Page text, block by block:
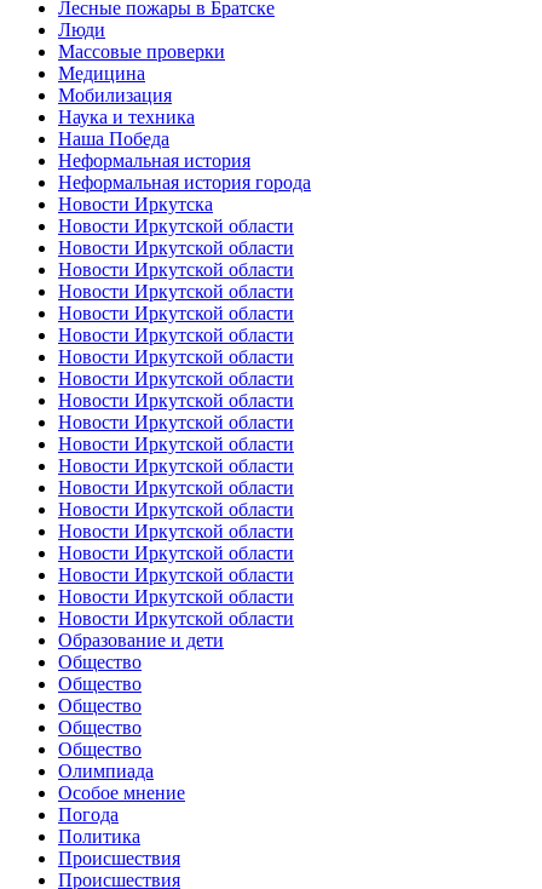
Лесные пожары в Братске
Люди
Массовые проверки
Медицина
Мобилизация
Наука и техника
Наша Победа
Неформальная история
Неформальная история города
Новости Иркутска
Новости Иркутской области
Новости Иркутской области
Новости Иркутской области
Новости Иркутской области
Новости Иркутской области
Новости Иркутской области
Новости Иркутской области
Новости Иркутской области
Новости Иркутской области
Новости Иркутской области
Новости Иркутской области
Новости Иркутской области
Новости Иркутской области
Новости Иркутской области
Новости Иркутской области
Новости Иркутской области
Новости Иркутской области
Новости Иркутской области
Новости Иркутской области
Образование и дети
Общество
Общество
Общество
Общество
Общество
Олимпиада
Особое мнение
Погода
Политика
Происшествия
Происшествия